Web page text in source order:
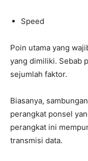
Speed
Poin utama yang
yang dimiliki. Sebab
sejumlah faktor.
Biasanya,
perangkat ponsel
perangkat ini
transmisi data.